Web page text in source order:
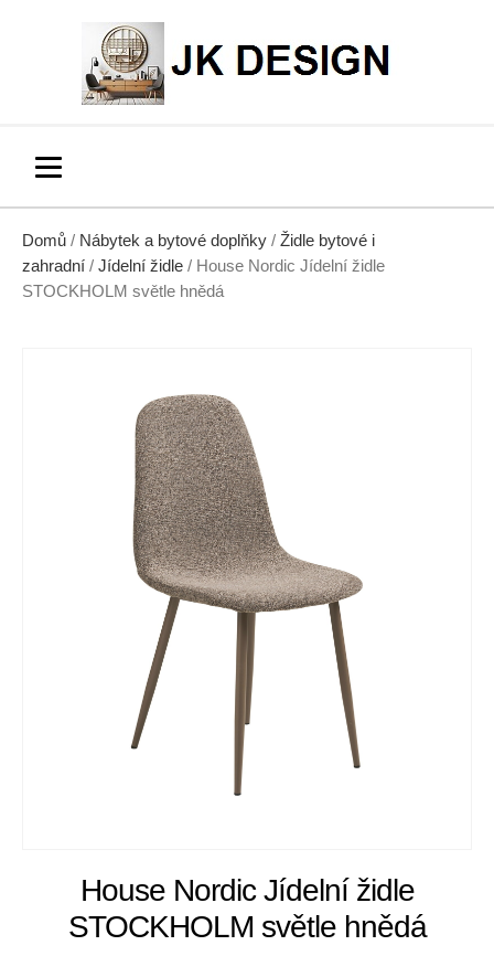
Domů / Nábytek a bytové doplňky / Židle bytové i
zahradní / Jídelní židle / House Nordic Jídelní židle
STOCKHOLM světle hnědá
House Nordic Jídelní židle
STOCKHOLM světle hnědá